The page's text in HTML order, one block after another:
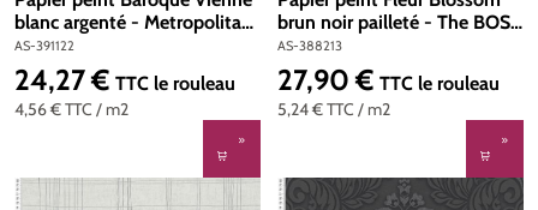
blanc argenté - Metropolitan
Stories 3 d'A.S. Création | Réf.
AS-391122
AS-391122
4,56 €TTC / m2
Prix régulier :
24,27 € TTC le rouleau
brun noir pailleté - The BOS
d'A.S. Création | Réf. AS-
388213
AS-388213
5,24 €TTC / m2
Prix régulier :
27,90 € TTC le rouleau